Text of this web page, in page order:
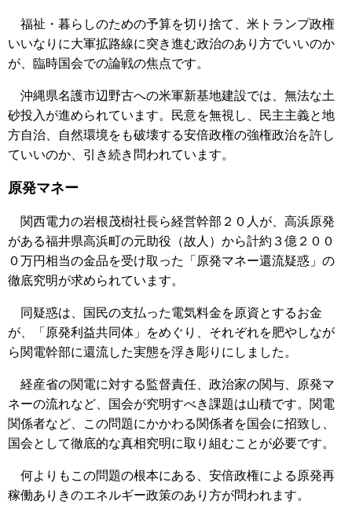
福祉・暮らしのための予算を切り捨て、米トランプ政権
いいなりに大軍拡路線に突き進む政治のあり方でいいのか
が、臨時国会での論戦の焦点です。
沖縄県名護市辺野古への米軍新基地建設では、無法な土
砂投入が進められています。民意を無視し、民主主義と地
方自治、自然環境をも破壊する安倍政権の強権政治を許し
ていいのか、引き続き問われています。
原発マネー
関西電力の岩根茂樹社長ら経営幹部２０人が、高浜原発
がある福井県高浜町の元助役（故人）から計約３億２００
０万円相当の金品を受け取った「原発マネー還流疑惑」の
徹底究明が求められています。
同疑惑は、国民の支払った電気料金を原資とするお金
が、「原発利益共同体」をめぐり、それぞれを肥やしなが
ら関電幹部に還流した実態を浮き彫りにしました。
経産省の関電に対する監督責任、政治家の関与、原発マ
ネーの流れなど、国会が究明すべき課題は山積です。関電
関係者など、この問題にかかわる関係者を国会に招致し、
国会として徹底的な真相究明に取り組むことが必要です。
何よりもこの問題の根本にある、安倍政権による原発再
稼働ありきのエネルギー政策のあり方が問われます。